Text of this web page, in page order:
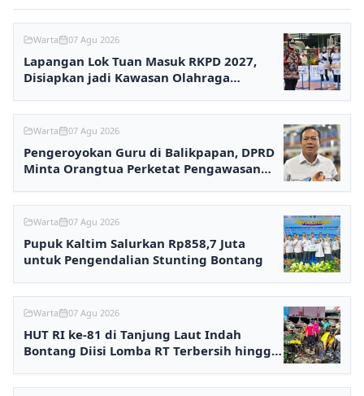
Warta 07 Agu 2026
Lapangan Lok Tuan Masuk RKPD 2027,
Disiapkan jadi Kawasan Olahraga
Warta 07 Agu 2026
Pengeroyokan Guru di Balikpapan, DPRD
Minta Orangtua Perketat Pengawasan
Warta 07 Agu 2026
Pupuk Kaltim Salurkan Rp858,7 Juta
untuk Pengendalian Stunting Bontang
Warta 07 Agu 2026
HUT RI ke-81 di Tanjung Laut Indah
Bontang Diisi Lomba RT Terbersih hingga